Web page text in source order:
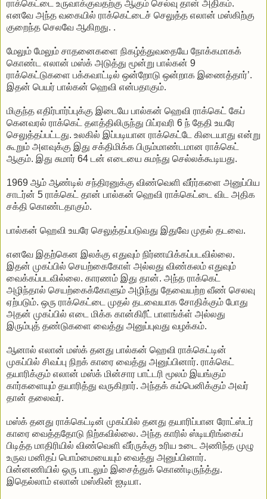
ராக்கெட்டை உருவாக்குவதற்கு ஆகும் செல்வு தான் அதிகம்.
எனவே அந்த வகையில் ராக்கெட்டைச் செலுத்த எலான் மஸ்கிற்கு
குறைந்த செலவே ஆகிறது. .
மேலும் மேலும் சாதனைகளை நிகழ்த்துவதையே நோக்கமாகக்
கொண்ட எலான் மஸ்க் அடுத்து மூன்று பால்கன் 9
ராக்கெட்டுகளை பக்கவாட்டில் ஒன்றோடு ஒன்றாக இணைத்தார்’.
இதன் பெயர் பால்கன் ஹெவி என்பதாகும்.
மிகுந்த எதிர்பார்ப்புக்கு இடையே பால்கன் ஹெவி ராக்கெட் கேப்
கெனவரல் ராக்கெட் தளத்திலிருந்து பிப்ரவரி 6 ந் தேதி உயரே
செலுத்தப்பட்டது. உலகில் இப்படியான ராக்கெட்டே கிடையாது என்று
கூறும் அளவுக்கு இது சக்திமிக்க பிரும்மாண்டமான ராக்கெட்
ஆகும். இது சுமார் 64 டன் எடையை சுமந்து செல்லக்கூடியது.
1969 ஆம் ஆண்டில் சந்திரனுக்கு விண்வெளி வீர்ர்களை அனுப்பிய
சாடர்ன் 5 ராக்கெட் தான் பால்கன் ஹெவி ராக்கெட்டை விட அதிக
சக்தி கொண்டதாகும்.
பால்கன் ஹெவி உயரே செலுத்தப்படுவது இதுவே முதல் தடவை.
எனவே இதற்கென இலக்கு எதுவும் நிர்ணயிக்கப்படவில்லை.
இதன் முகப்பில் செயற்கைகோள் அல்லது விண்கலம் எதுவும்
வைக்கப்படவில்லை. காரணம் இது தான். அந்த ராக்கெட்
அழிந்தால் செயற்கைக்கோளும் அழிந்து தேவையற்ற வீண் செலவு
ஏற்படும். ஒரு ராக்கெட்டை முதல் தடவையாக சோதிக்கும் போது
அதன் முகப்பில் எடை மிக்க கான்கிரீட் பாளங்க்ள் அல்லது
இரும்புத் தண்டுகளை வைத்து அனுப்புவது வழக்கம்.
ஆனால் எலான் மஸ்க் தனது பால்கன் ஹெவி ராக்கெட்டின்
முகப்பில் சிவப்பு நிறக் காரை வைத்து அனுப்பினார். ராக்கெட்
தயாரிக்கும் எலான் மஸ்க் மின்சார பாட்டரி மூலம் இயங்கும்
கார்களையும் தயாரித்து வருகிறார். அந்தக் கம்பெனிக்கும் அவர்
தான் தலைவர்.
மஸ்க் தனது ராக்கெட்டின் முகப்பில் தனது தயாரிப்பான ரோட்ஸ்டர்
காரை வைத்ததோடு நிற்கவில்லை. அந்த காரில் ஸ்டியரிங்கைப்
பிடித்த மாதிரியில் விண்வெளி வீர்ருக்கு உரிய உடை அணிந்த முழு
உருவ மனிதப் பொம்மையையும் வைத்து அனுப்பினார்.
பின்னணியில் ஒரு பாடலும் இசைத்துக் கொண்டிருந்த்து.
இதெல்லாம் எலான் மஸ்கின் ஐடியா.